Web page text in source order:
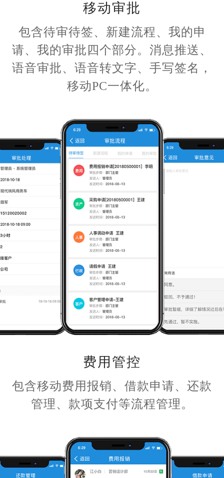
移动审批
包含待审待签、新建流程、我的申
请、我的审批四个部分。消息推送、
语音审批、语音转文字、手写签名，
移动PC一体化。
费用管控
包含移动费用报销、借款申请、还款
管理、款项支付等流程管理。